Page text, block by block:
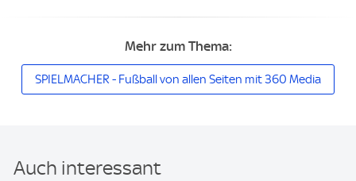
Mehr zum Thema:
SPIELMACHER - Fußball von allen Seiten mit 360 Media
Auch interessant